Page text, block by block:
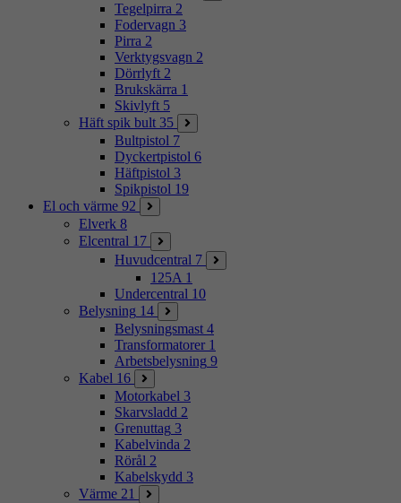
Tegelpirra 2
Fodervagn 3
Pirra 2
Verktygsvagn 2
Dörrlyft 2
Brukskärra 1
Skivlyft 5
Häft spik bult 35
Bultpistol 7
Dyckertpistol 6
Häftpistol 3
Spikpistol 19
El och värme 92
Elverk 8
Elcentral 17
Huvudcentral 7
125A 1
Undercentral 10
Belysning 14
Belysningsmast 4
Transformatorer 1
Arbetsbelysning 9
Kabel 16
Motorkabel 3
Skarvsladd 2
Grenuttag 3
Kabelvinda 2
Rörål 2
Kabelskydd 3
Värme 21